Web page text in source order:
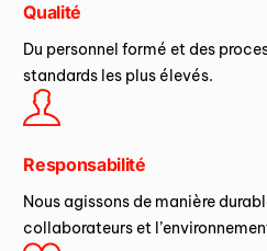
Qualité
Du personnel formé et des
standards les plus élevés.
Responsabilité
Nous agissons de manière
collaborateurs et